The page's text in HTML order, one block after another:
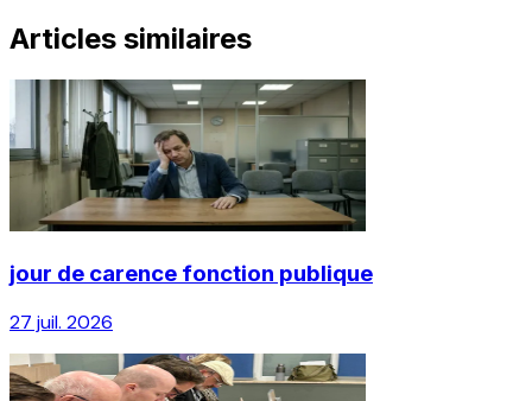
Articles similaires
jour de carence fonction publique
27 juil. 2026